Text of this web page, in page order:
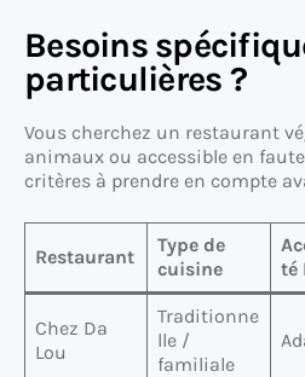
Besoins
particulières ?
Vous cherchez un restaurant
animaux ou accessible en
critères à prendre en compte
Restaurant
Type de
cuisine
té
Chez Da
Lou
Traditionne
lle /
familiale